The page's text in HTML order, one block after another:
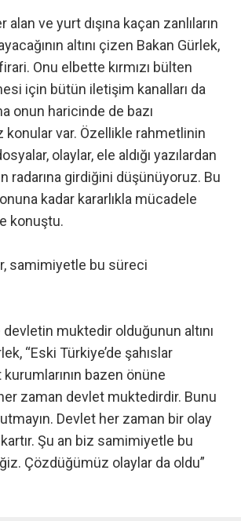
ve yurt dışına kaçan zanlıların
altını çizen Bakan Gürlek,
Onu elbette kırmızı bülten
için bütün iletişim kanalları da
onun haricinde de bazı
var. Özellikle rahmetlinin
olaylar, ele aldığı yazılardan
radarına girdiğini düşünüyoruz. Bu
kadar kararlıkla mücadele
konuştu.
samimiyetle bu süreci
devletin muktedir olduğunun altını
“Eski Türkiye’de şahıslar
bazen önüne
zaman devlet muktedirdir. Bunu
Devlet her zaman bir olay
Şu an biz samimiyetle bu
Çözdüğümüz olaylar da oldu”